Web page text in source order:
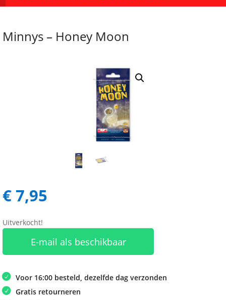
Minnys – Honey Moon
€7,95
Uitverkocht!
E-mail als beschikbaar
Voor 16:00 besteld, dezelfde dag verzonden
Gratis retourneren